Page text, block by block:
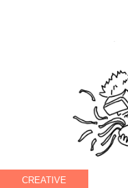
CREATIVE